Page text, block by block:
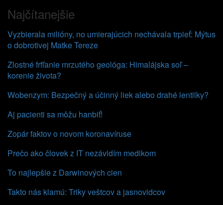
Najčítanejšie
Vyzbierala milióny, no umierajúcich nechávala trpieť: Mýtus
o dobrotivej Matke Tereze
Zlostné frfľanie mrzutého geológa: Himalájska soľ –
korenie života?
Wobenzym: Bezpečný a účinný liek alebo drahé lentilky?
Aj pacienti sa môžu hanbiť!
Zopár faktov o novom koronavíruse
Prečo ako človek z IT nezávidím medikom
To najlepšie z Darwinových cien
Takto nás klamú: Triky veštcov a jasnovidcov